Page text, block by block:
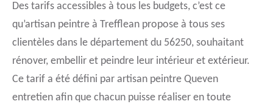
Des tarifs accessibles à tous les budgets, c’est ce
qu’artisan peintre à Trefflean propose à tous ses
clientèles dans le département du 56250, souhaitant
rénover, embellir et peindre leur intérieur et extérieur.
Ce tarif a été défini par artisan peintre Queven
entretien afin que chacun puisse réaliser en toute